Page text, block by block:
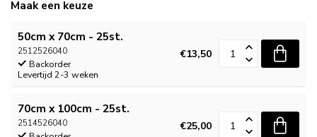
Maak een keuze
50cm x 70cm - 25st.
2512526040
Backorder
Levertijd 2-3 weken
€13,50
70cm x 100cm - 25st.
2514526040 €25,00